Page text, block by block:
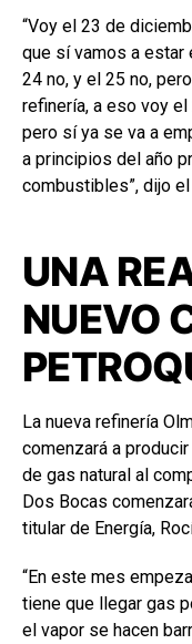
“Voy el 23 de
que sí vamos a estar
24 no, y el 25 no,
refinería, a eso voy
pero sí ya se va a
a principios del año
combustibles”, dijo
UNA
NUEVO
La nueva refinería
comenzará a
de gas natural al
Dos Bocas
titular de Energía,
“En este mes
tiene que llegar gas
el vapor se hacen